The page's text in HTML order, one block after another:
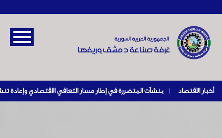
أخبار الاقتصاد |